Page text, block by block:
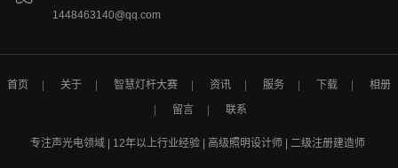
1448463140@qq.com
首页 关于 智慧灯杆大赛 资讯 服务 下载
相册
留言
联系
专注声光电领域 | 12年以上行业经验 | 高级照明设计师 | 二级注册建造师